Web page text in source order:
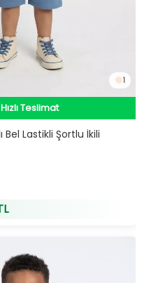
1
Hızlı Teslimat
Hızlı Teslimat
Bel Lastikli Şortlu İkili